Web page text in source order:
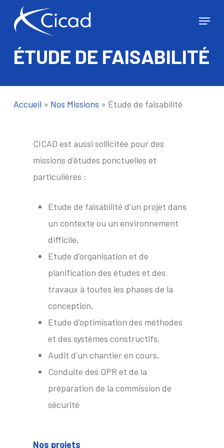
content
Menu
ÉTUDE DE FAISABILITÉ
Accueil » Nos Missions » Étude de faisabilité
CICAD est aussi sollicitée pour des
missions d’études ponctuelles et
particulières :
Etude de faisabilité d’un projet dans
un contexte ou un environnement
difficile,
Etude d’organisation et de
planification des études et des
travaux à toutes les phases de la
conception,
Etude d’optimisation des méthodes
et des systèmes constructifs,
Audit d’un chantier en cours,
Conduite des OPR et de la
préparation de la commission de
sécurité
Nos projets
Menu